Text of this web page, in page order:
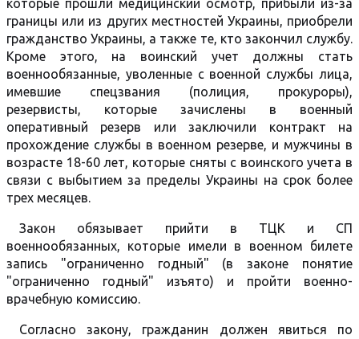
которые прошли медицинский осмотр, прибыли из-за
границы или из других местностей Украины, приобрели
гражданство Украины, а также те, кто закончил службу.
Кроме этого, на воинский учет должны стать
военнообязанные, уволенные с военной службы лица,
имевшие спецзвания (полиция, прокуроры),
резервисты, которые зачислены в военный
оперативный резерв или заключили контракт на
прохождение службы в военном резерве, и мужчины в
возрасте 18-60 лет, которые сняты с воинского учета в
связи с выбытием за пределы Украины на срок более
трех месяцев.
Закон обязывает прийти в ТЦК и СП
военнообязанных, которые имели в военном билете
запись "ограниченно годный" (в законе понятие
"ограниченно годный" изъято) и пройти военно-
врачебную комиссию.
Согласно закону, гражданин должен явиться по